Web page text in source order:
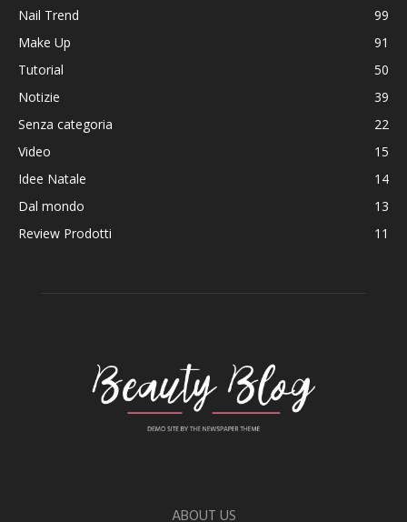
Nail Trend
99
Make Up
91
Tutorial
50
Notizie
39
Senza categoria
22
Video
15
Idee Natale
14
Dal mondo
13
Review Prodotti
11
ABOUT US